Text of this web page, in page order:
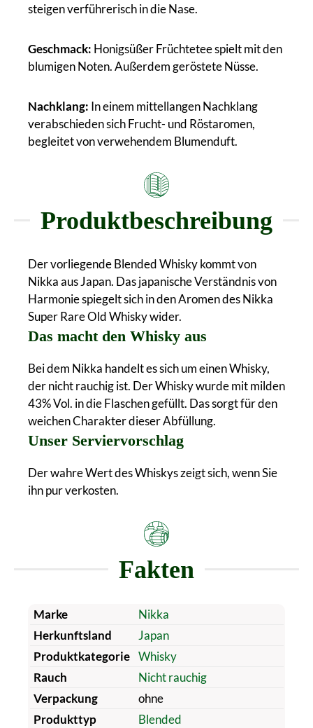
steigen verführerisch in die Nase.
Geschmack: Honigsüßer Früchtetee spielt mit den
blumigen Noten. Außerdem geröstete Nüsse.
Nachklang: In einem mittellangen Nachklang
verabschieden sich Frucht- und Röstaromen,
begleitet von verwehendem Blumenduft.
Produktbeschreibung
Der vorliegende Blended Whisky kommt von
Nikka aus Japan. Das japanische Verständnis von
Harmonie spiegelt sich in den Aromen des Nikka
Super Rare Old Whisky wider.
Das macht den Whisky aus
Bei dem Nikka handelt es sich um einen Whisky,
der nicht rauchig ist. Der Whisky wurde mit milden
43% Vol. in die Flaschen gefüllt. Das sorgt für den
weichen Charakter dieser Abfüllung.
Unser Serviervorschlag
Der wahre Wert des Whiskys zeigt sich, wenn Sie
ihn pur verkosten.
Fakten
Marke
Nikka
Herkunftsland
Japan
Produktkategorie Whisky
Rauch
Nicht rauchig
Verpackung
ohne
Produkttyp
Blended